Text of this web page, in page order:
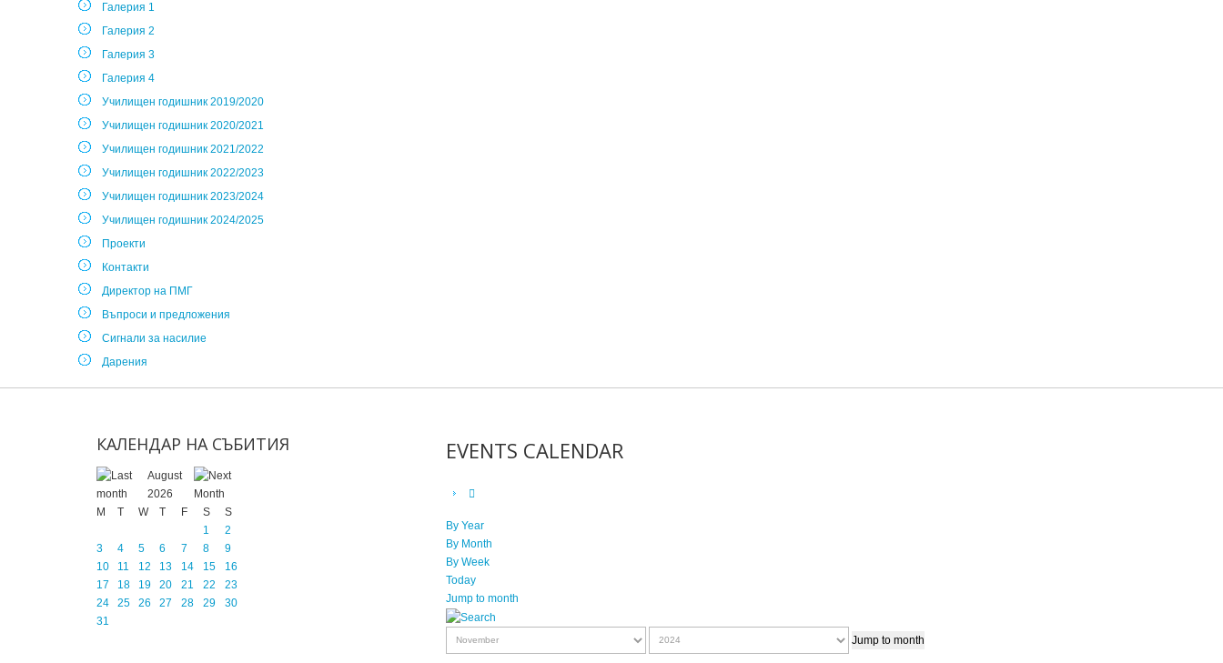
Галерия 1
Галерия 2
Галерия 3
Галерия 4
Училищен годишник 2019/2020
Училищен годишник 2020/2021
Училищен годишник 2021/2022
Училищен годишник 2022/2023
Училищен годишник 2023/2024
Училищен годишник 2024/2025
Проекти
Контакти
Директор на ПМГ
Въпроси и предложения
Сигнали за насилие
Дарения
КАЛЕНДАР НА СЪБИТИЯ
August
2026
M
T W T F S
S
1
2
3
4 5 6 7 8
9
10
11 12 13 14 15
16
17
18 19 20 21 22
23
24
25 26 27 28 29
30
31
EVENTS CALENDAR
By Year
By Month
By Week
Today
Jump to month
Jump to month